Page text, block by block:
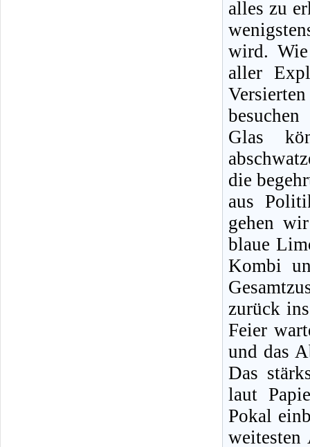
alles zu
wird.
aller
Glas
die
aus
gehen
blaue
Kombi
zurück
Feier
und das
Das
laut
Pokal